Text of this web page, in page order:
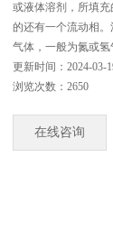
或液体溶剂，所填
的还有一个流动相
气体，一般为氮或氢
更新时间：2024-03-
浏览次数：2650
在线咨询